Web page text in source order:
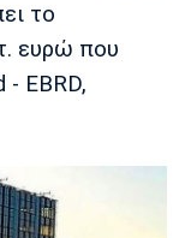
ΟΦΗ
το
ευρώ που
- EBRD,